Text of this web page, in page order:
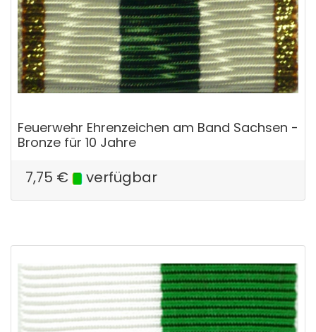
Feuerwehr Ehrenzeichen am Band Sachsen -
Bronze für 10 Jahre
7,75 € verfügbar